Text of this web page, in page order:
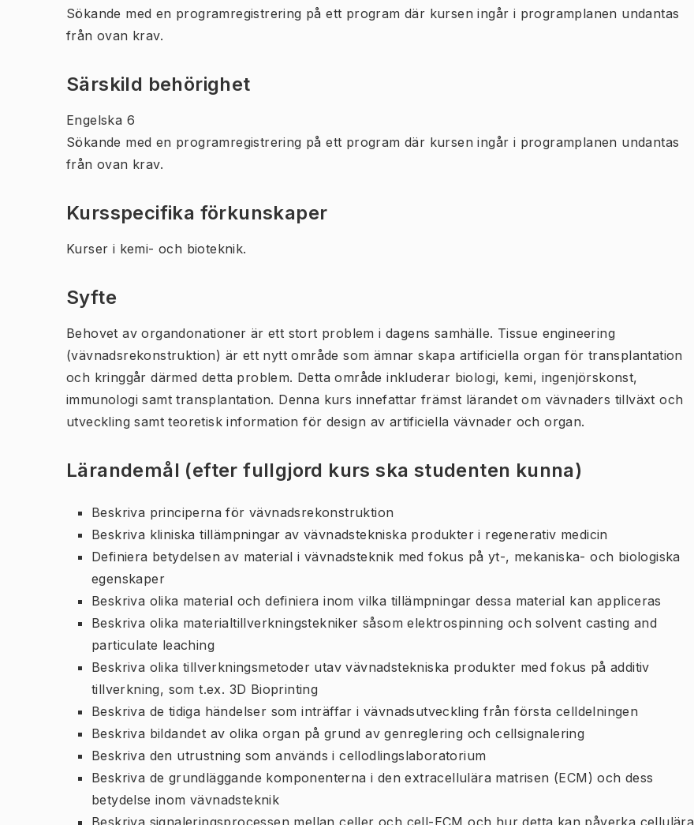
Sökande med en programregistrering på ett program där kursen ingår i programplanen undantas
från ovan krav.
Särskild behörighet
Engelska 6
Sökande med en programregistrering på ett program där kursen ingår i programplanen undantas
från ovan krav.
Kursspecifika förkunskaper
Kurser i kemi- och bioteknik.
Syfte
Behovet av organdonationer är ett stort problem i dagens samhälle. Tissue engineering
(vävnadsrekonstruktion) är ett nytt område som ämnar skapa artificiella organ för transplantation
och kringgår därmed detta problem. Detta område inkluderar biologi, kemi, ingenjörskonst,
immunologi samt transplantation. Denna kurs innefattar främst lärandet om vävnaders tillväxt och
utveckling samt teoretisk information för design av artificiella vävnader och organ.
Lärandemål (efter fullgjord kurs ska studenten kunna)
Beskriva principerna för vävnadsrekonstruktion
Beskriva kliniska tillämpningar av vävnadstekniska produkter i regenerativ medicin
Definiera betydelsen av material i vävnadsteknik med fokus på yt-, mekaniska- och biologiska
egenskaper
Beskriva olika material och definiera inom vilka tillämpningar dessa material kan appliceras
Beskriva olika materialtillverkningstekniker såsom elektrospinning och solvent casting and
particulate leaching
Beskriva olika tillverkningsmetoder utav vävnadstekniska produkter med fokus på additiv
tillverkning, som t.ex. 3D Bioprinting
Beskriva de tidiga händelser som inträffar i vävnadsutveckling från första celldelningen
Beskriva bildandet av olika organ på grund av genreglering och cellsignalering
Beskriva den utrustning som används i cellodlingslaboratorium
Beskriva de grundläggande komponenterna i den extracellulära matrisen (ECM) och dess
betydelse inom vävnadsteknik
Beskriva signaleringsprocessen mellan celler och cell-ECM och hur detta kan påverka cellulära